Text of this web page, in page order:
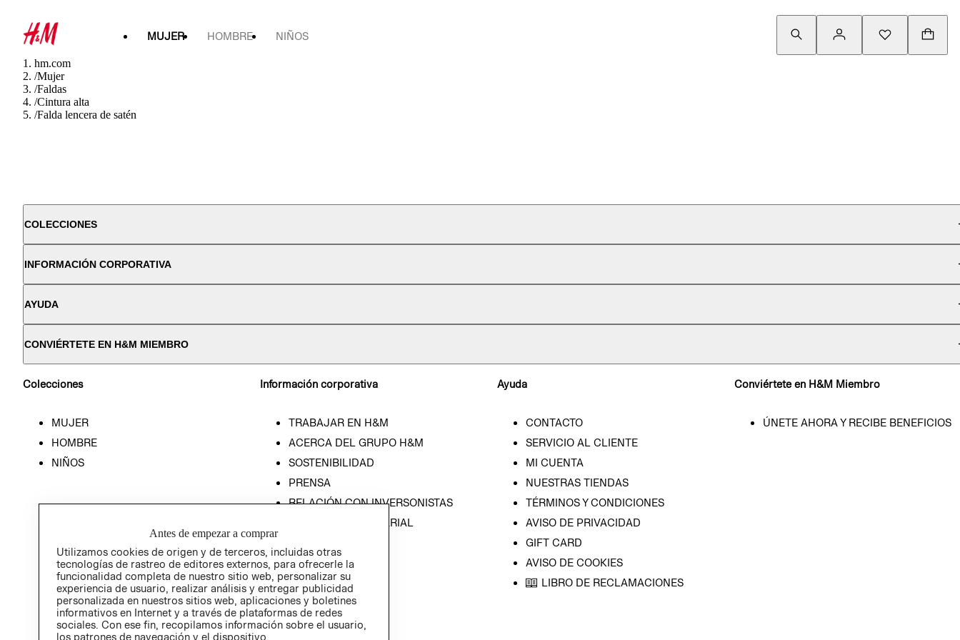
MUJER HOMBRE NIÑOS
hm.com
/Mujer
/Faldas
/Cintura alta
/Falda lencera de satén
COLECCIONES
INFORMACIÓN CORPORATIVA
AYUDA
CONVIÉRTETE EN H&M MIEMBRO
Colecciones
MUJER
HOMBRE
NIÑOS
Información corporativa
TRABAJAR EN H&M
ACERCA DEL GRUPO H&M
SOSTENIBILIDAD
PRENSA
RELACIÓN CON INVERSONISTAS
POLÍTICA EMPRESARIAL
Ayuda
CONTACTO
SERVICIO AL CLIENTE
MI CUENTA
NUESTRAS TIENDAS
TÉRMINOS Y CONDICIONES
AVISO DE PRIVACIDAD
GIFT CARD
AVISO DE COOKIES
LIBRO DE RECLAMACIONES
Conviértete en H&M Miembro
ÚNETE AHORA Y RECIBE BENEFICIOS
Antes de empezar a comprar
Utilizamos cookies de origen y de terceros, incluidas otras
tecnologías de rastreo de editores externos, para ofrecerle la
funcionalidad completa de nuestro sitio web, personalizar su
experiencia de usuario, realizar análisis y entregar publicidad
personalizada en nuestros sitios web, aplicaciones y boletines
informativos en Internet y a través de plataformas de redes
sociales. Con ese fin, recopilamos información sobre el usuario,
los patrones de navegación y el dispositivo.